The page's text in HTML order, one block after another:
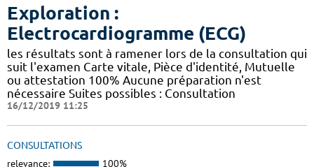
Exploration :
Electrocardiogramme (ECG)
les résultats sont à ramener lors de la consultation qui
suit l'examen Carte vitale, Pièce d'identité, Mutuelle
ou attestation 100% Aucune préparation n'est
nécessaire Suites possibles : Consultation
16/12/2019 11:25
CONSULTATIONS
relevance: 100%